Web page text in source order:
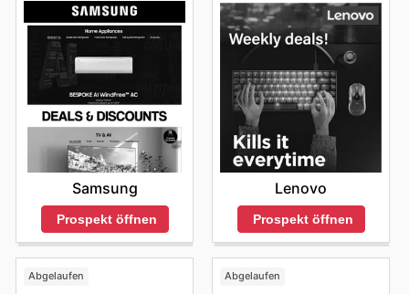
Samsung
Prospekt öffnen
Lenovo
Prospekt öffnen
Abgelaufen Abgelaufen